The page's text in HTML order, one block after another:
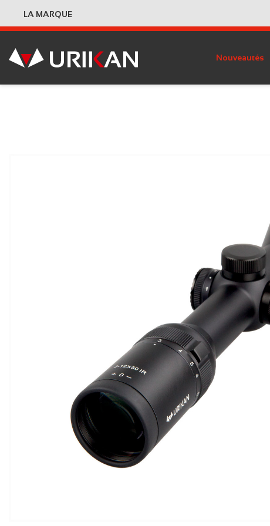
LA MARQUE
Nouveautés